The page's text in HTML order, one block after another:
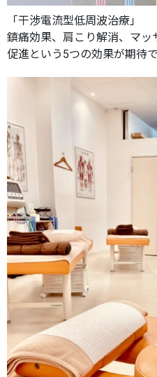
「干渉電流型低周波治療」
鎮痛効果、肩こり解消、マ
促進という5つの効果が期待で